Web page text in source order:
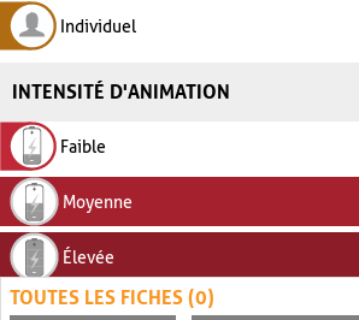
Individuel
INTENSITÉ D'ANIMATION
Faible
Moyenne
Élevée
TOUTES LES FICHES (0)